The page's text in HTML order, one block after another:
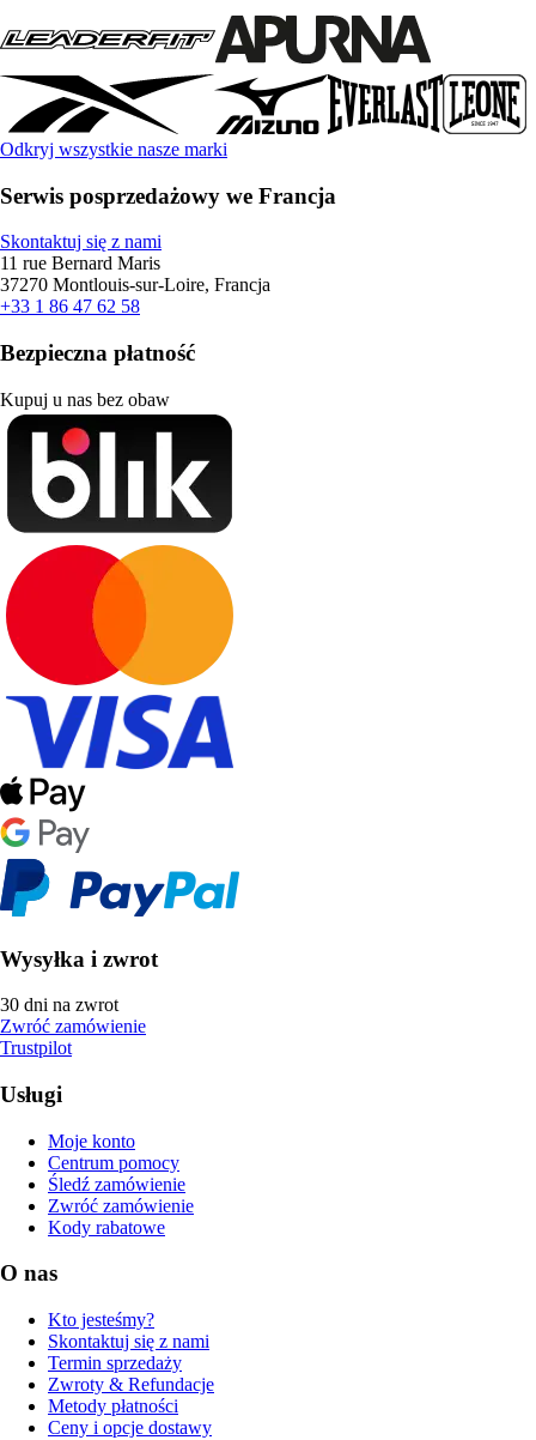
Odkryj wszystkie nasze marki
Serwis posprzedażowy we Francja
Skontaktuj się z nami
11 rue Bernard Maris
37270 Montlouis-sur-Loire, Francja
+33 1 86 47 62 58
Bezpieczna płatność
Kupuj u nas bez obaw
Wysyłka i zwrot
30 dni na zwrot
Zwróć zamówienie
Trustpilot
Usługi
Moje konto
Centrum pomocy
Śledź zamówienie
Zwróć zamówienie
Kody rabatowe
O nas
Kto jesteśmy?
Skontaktuj się z nami
Termin sprzedaży
Zwroty & Refundacje
Metody płatności
Ceny i opcje dostawy